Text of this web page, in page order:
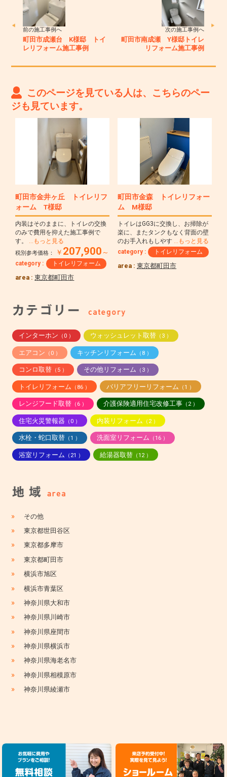
前の施工事例へ
町田市成瀬台 K様邸 トイ
レリフォーム施工事例
次の施工事例へ
町田市南成瀬 Y様邸トイレ
リフォーム施工事例
このページを見ている人は、こちらのペー
ジも見ています。
町田市金井ヶ丘 トイレリフ
ォーム T様邸
内装はそのままに、トイレの交換
のみで費用を抑えた施工事例で
す。 …もっと見る
税別参考価格： ￥ 207,900 ～
category : トイレリフォーム
area :東京都町田市
町田市金森 トイレリフォー
ム M様邸
トイレはGG3に交換し、お掃除が
楽に、またタンクもなく背面の壁
のお手入れもしやす …もっと見る
category :
トイレリフォーム
area :東京都町田市
インターホン （0 ） ウォッシュレット取替（3 ）
エアコン （0 ） キッチンリフォーム （8 ）
コンロ取替（5 ） その他リフォーム （3 ）
トイレリフォーム （86 ） バリアフリーリフォーム （1 ）
レンジフード取替（6 ） 介護保険適用住宅改修工事（2 ）
住宅火災警報器 （0 ） 内装リフォーム （2 ）
水栓・蛇口取替（1 ） 洗面室リフォーム （16 ）
浴室リフォーム （21 ） 給湯器取替（12 ）
» その他
» 東京都世田谷区
» 東京都多摩市
» 東京都町田市
» 横浜市旭区
» 横浜市青葉区
» 神奈川県大和市
» 神奈川県川崎市
» 神奈川県座間市
» 神奈川県横浜市
» 神奈川県海老名市
» 神奈川県相模原市
» 神奈川県綾瀬市